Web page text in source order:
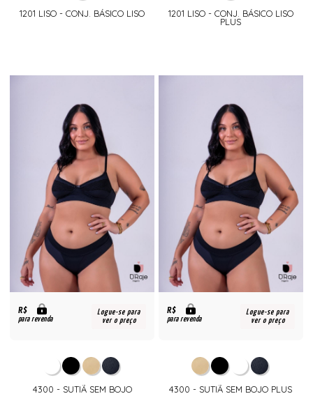
1201 LISO - CONJ. BÁSICO LISO 1201 LISO - CONJ. BÁSICO LISO
PLUS
R$
para revenda
Logue-se para
ver o preço
4300 - SUTIÃ SEM BOJO
R$
para revenda
Logue-se para
ver o preço
4300 - SUTIÃ SEM BOJO PLUS